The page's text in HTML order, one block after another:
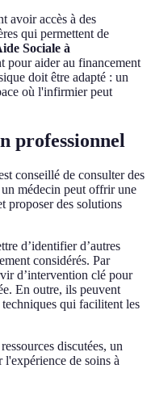
avoir accès à des
qui permettent de
Sociale à
pour aider au financement
doit être adapté : un
où l'infirmier peut
professionnel
conseillé de consulter des
médecin peut offrir une
proposer des solutions
d’identifier d’autres
considérés. Par
d’intervention clé pour
En outre, ils peuvent
qui facilitent les
discutées, un
l'expérience de soins à